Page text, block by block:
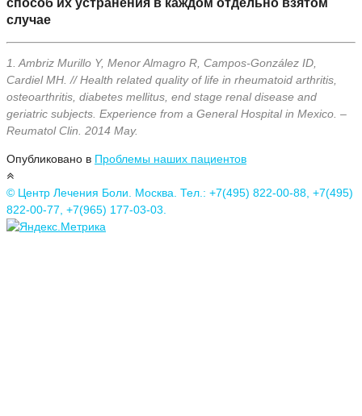
случае
1. Ambriz Murillo Y, Menor Almagro R, Campos-González ID,
Cardiel MH. // Health related quality of life in rheumatoid arthritis,
osteoarthritis, diabetes mellitus, end stage renal disease and
geriatric subjects. Experience from a General Hospital in Mexico. –
Reumatol Clin. 2014 May.
Опубликовано в Проблемы наших пациентов
© Центр Лечения Боли. Москва. Тел.: +7(495) 822-00-88, +7(495)
822-00-77, +7(965) 177-03-03.